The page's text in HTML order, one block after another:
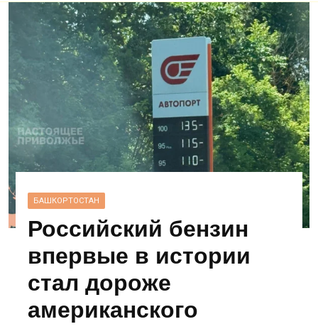
БАШКОРТОСТАН
Российский бензин
впервые в истории
стал дороже
американского